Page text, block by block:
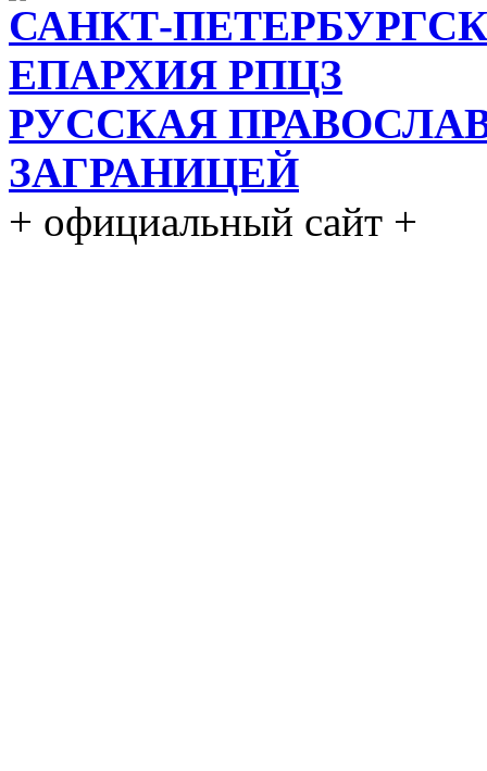
САНКТ-
ЕПАРХИЯ РПЦЗ
РУССКАЯ
ЗАГРАНИЦЕЙ
+ официальный сайт +